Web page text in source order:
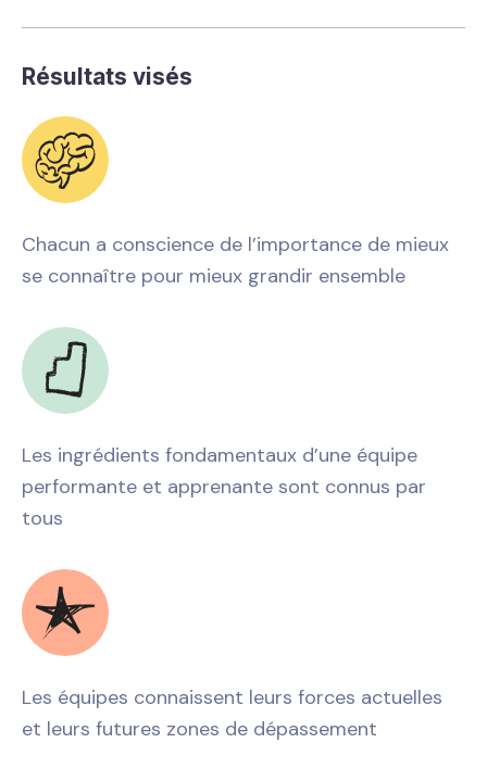
Résultats visés
Chacun a conscience de l’importance de mieux
se connaître pour mieux grandir ensemble
Les ingrédients fondamentaux d’une équipe
performante et apprenante sont connus par
tous
Les équipes connaissent leurs forces actuelles
et leurs futures zones de dépassement